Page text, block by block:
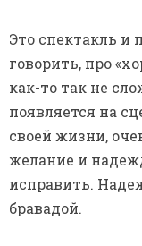
Это спектакль и
говорить, про
как-то так не
появляется на
своей жизни,
желание и
исправить.
бравадой.